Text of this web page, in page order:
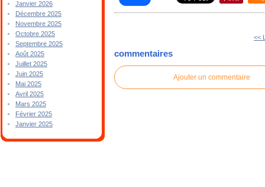
Janvier 2026
Décembre 2025
Novembre 2025
Octobre 2025
Septembre 2025
Août 2025
Juillet 2025
Juin 2025
Mai 2025
Avril 2025
Mars 2025
Février 2025
Janvier 2025
<<
commentaires
Ajouter un commentaire